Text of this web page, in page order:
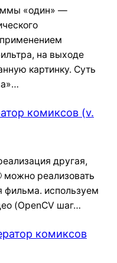
«один» —
на выходе
картинку. Суть
комиксов (v.
другая,
можно реализовать
фильма. используем
(OpenCV шаг…
комиксов